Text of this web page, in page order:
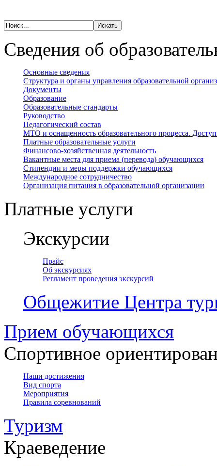
Сведения об
Основные сведения
Структура и органы управления образовательной
Документы
Образование
Образовательные стандарты
Руководство
Педагогический состав
МТО и оснащенность образовательного процесса.
Платные образовательные услуги
Финансово-хозяйственная деятельность
Вакантные места для приема (перевода) обучающихся
Стипендии и меры поддержки обучающихся
Международное сотрудничество
Организация питания в образовательной организации
Платные услуги
Экскурсии
Прайс
Об экскурсиях
Регламент проведения экскурсий
Общежитие Центра
Прием обучающихся
Спортивное
Наши достижения
Вид спорта
Мероприятия
Правила соревнований
Туризм
Краеведение